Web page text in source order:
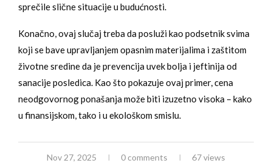
sprečile slične situacije u budućnosti.
Konačno, ovaj slučaj treba da posluži kao podsetnik svima
koji se bave upravljanjem opasnim materijalima i zaštitom
životne sredine da je prevencija uvek bolja i jeftinija od
sanacije posledica. Kao što pokazuje ovaj primer, cena
neodgovornog ponašanja može biti izuzetno visoka – kako
u finansijskom, tako i u ekološkom smislu.
Nov 27, 2025 0 comments 67 views